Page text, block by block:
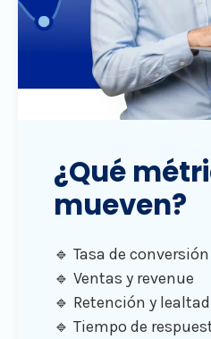
¿Qué
mueven?
🔹 Tasa de conversión
🔹 Ventas y revenue
🔹 Retención y
🔹 Tiempo de